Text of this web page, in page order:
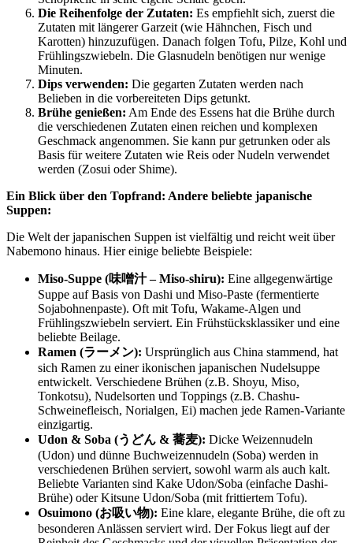
Die Reihenfolge der Zutaten: Es empfiehlt sich, zuerst die
Zutaten mit längerer Garzeit (wie Hähnchen, Fisch und
Karotten) hinzuzufügen. Danach folgen Tofu, Pilze, Kohl und
Frühlingszwiebeln. Die Glasnudeln benötigen nur wenige
Minuten.
Dips verwenden: Die gegarten Zutaten werden nach
Belieben in die vorbereiteten Dips getunkt.
Brühe genießen: Am Ende des Essens hat die Brühe durch
die verschiedenen Zutaten einen reichen und komplexen
Geschmack angenommen. Sie kann pur getrunken oder als
Basis für weitere Zutaten wie Reis oder Nudeln verwendet
werden (Zosui oder Shime).
Ein Blick über den Topfrand: Andere beliebte japanische
Suppen:
Die Welt der japanischen Suppen ist vielfältig und reicht weit über
Nabemono hinaus. Hier einige beliebte Beispiele:
Miso-Suppe (味噌汁 – Miso-shiru): Eine allgegenwärtige
Suppe auf Basis von Dashi und Miso-Paste (fermentierte
Sojabohnenpaste). Oft mit Tofu, Wakame-Algen und
Frühlingszwiebeln serviert. Ein Frühstücksklassiker und eine
beliebte Beilage.
Ramen (ラーメン): Ursprünglich aus China stammend, hat
sich Ramen zu einer ikonischen japanischen Nudelsuppe
entwickelt. Verschiedene Brühen (z.B. Shoyu, Miso,
Tonkotsu), Nudelsorten und Toppings (z.B. Chashu-
Schweinefleisch, Norialgen, Ei) machen jede Ramen-Variante
einzigartig.
Udon & Soba (うどん & 蕎麦): Dicke Weizennudeln
(Udon) und dünne Buchweizennudeln (Soba) werden in
verschiedenen Brühen serviert, sowohl warm als auch kalt.
Beliebte Varianten sind Kake Udon/Soba (einfache Dashi-
Brühe) oder Kitsune Udon/Soba (mit frittiertem Tofu).
Osuimono (お吸い物): Eine klare, elegante Brühe, die oft zu
besonderen Anlässen serviert wird. Der Fokus liegt auf der